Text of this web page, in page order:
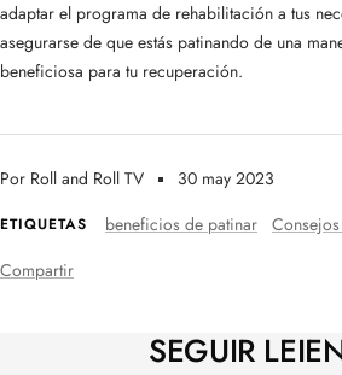
Por Roll and Roll TV 30 may 2023
ETIQUETAS beneficios de patinar
Compartir
adaptar el programa de rehabilitación a tus
asegurarse de que estás patinando de una
beneficiosa para tu recuperación.
SEGUIR